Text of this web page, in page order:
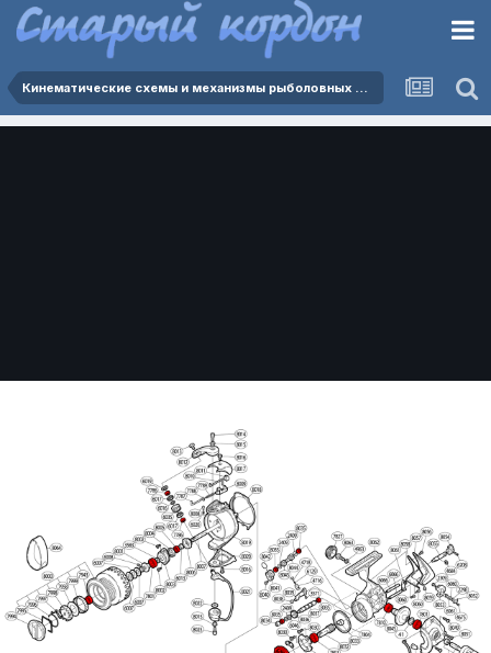
Кинематические схемы и механизмы рыболовных катушек.